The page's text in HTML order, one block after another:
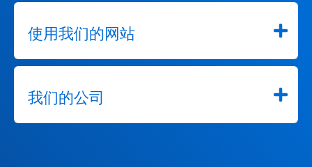
使用我们的网站
我们的公司